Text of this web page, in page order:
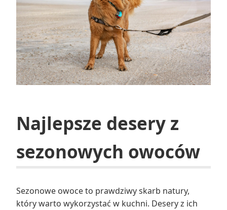
Najlepsze desery z
sezonowych owoców
Sezonowe owoce to prawdziwy skarb natury,
który warto wykorzystać w kuchni. Desery z ich